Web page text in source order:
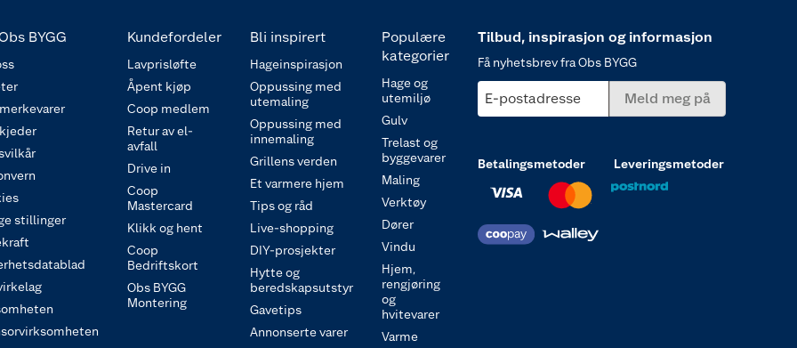
BYGG
stillinger
Kundefordeler
Lavprisløfte
Åpent kjøp
Coop medlem
Retur av el-
avfall
Drive in
Coop
Mastercard
Klikk og hent
Coop
Bedriftskort
Obs BYGG
Montering
Bli inspirert
Hageinspirasjon
Oppussing med
utemaling
Oppussing med
innemaling
Grillens verden
Et varmere hjem
Tips og råd
Live-shopping
DIY-prosjekter
Hytte og
beredskapsutstyr
Gavetips
Annonserte varer
Populære
kategorier
Hage og
utemiljø
Gulv
Trelast og
byggevarer
Maling
Verktøy
Dører
Vindu
Hjem,
rengjøring
og
hvitevarer
Varme
Tilbud, inspirasjon og informasjon
Få nyhetsbrev fra Obs BYGG
E-postadresse Meld meg på
Betalingsmetoder Leveringsmetoder